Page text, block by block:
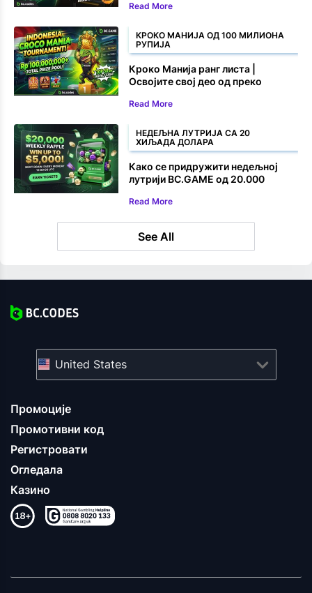
награде
Read More
КРОКО МАНИЈА ОД 100 МИЛИОНА
РУПИЈА
Кроко Манија ранг листа |
Освојите свој део од преко
Read More
НЕДЕЉНА ЛУТРИЈА СА 20
ХИЉАДА ДОЛАРА
Како се придружити недељној
лутрији BC.GAME од 20.000
Read More
See All
Промоције
Промотивни код
Регистровати
Огледала
Казино
United States